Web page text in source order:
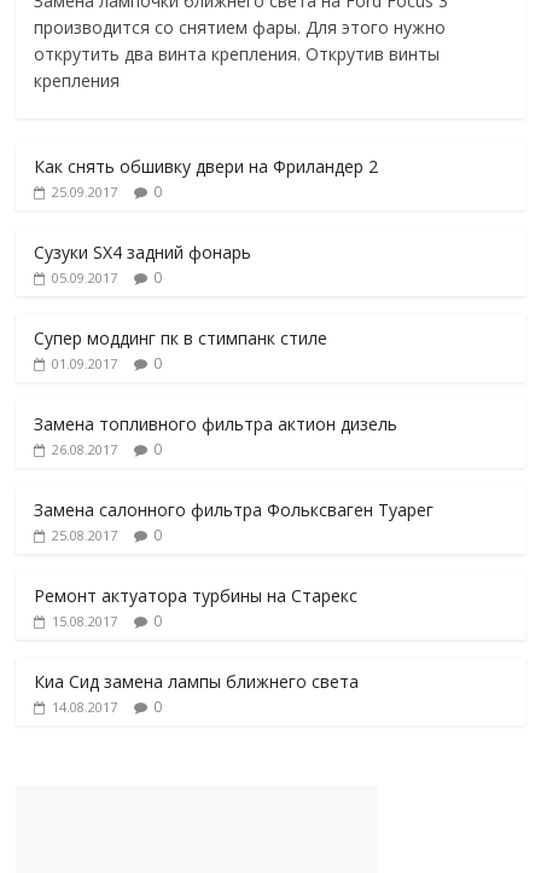
производится со снятием фары. Для этого нужно
открутить два винта крепления. Открутив винты
крепления
Как снять обшивку двери на Фриландер 2
25.09.2017 0
Сузуки SX4 задний фонарь
05.09.2017 0
Супер моддинг пк в стимпанк стиле
01.09.2017 0
Замена топливного фильтра актион дизель
26.08.2017 0
Замена салонного фильтра Фольксваген Туарег
25.08.2017 0
Ремонт актуатора турбины на Старекс
15.08.2017 0
Киа Сид замена лампы ближнего света
14.08.2017 0